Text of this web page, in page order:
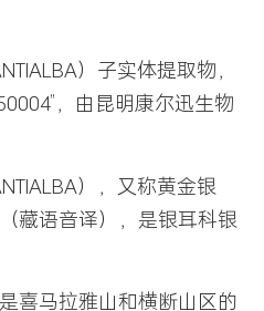
）子实体提取物，
，由昆明康尔迅生物
），又称黄金银
藏语音译），是银耳科银
喜马拉雅山和横断山区的